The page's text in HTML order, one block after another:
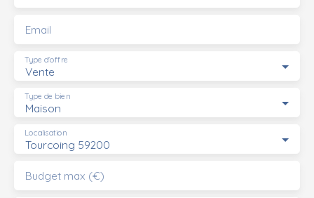
Email
Vente
Type d'offre
Maison
Type de bien
Tourcoing 59200
Localisation
Budget max (€)